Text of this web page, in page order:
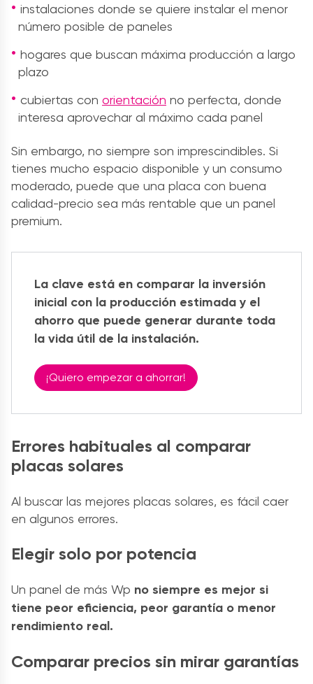
instalaciones donde se quiere instalar el menor
número posible de paneles
hogares que buscan máxima producción a largo
plazo
cubiertas con orientación no perfecta, donde
interesa aprovechar al máximo cada panel
Sin embargo, no siempre son imprescindibles. Si
tienes mucho espacio disponible y un consumo
moderado, puede que una placa con buena
calidad-precio sea más rentable que un panel
premium.
La clave está en comparar la inversión
inicial con la producción estimada y el
ahorro que puede generar durante toda
la vida útil de la instalación.
¡Quiero empezar a ahorrar!
Errores habituales al comparar
placas solares
Al buscar las mejores placas solares, es fácil caer
en algunos errores.
Elegir solo por potencia
Un panel de más Wp no siempre es mejor si
tiene peor eficiencia, peor garantía o menor
rendimiento real.
Comparar precios sin mirar garantías